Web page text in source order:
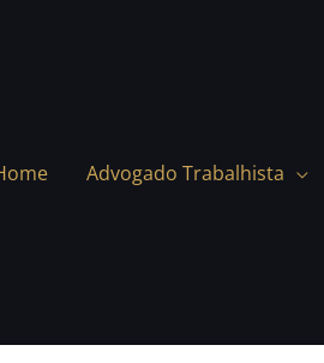
Advogado Trabalhista